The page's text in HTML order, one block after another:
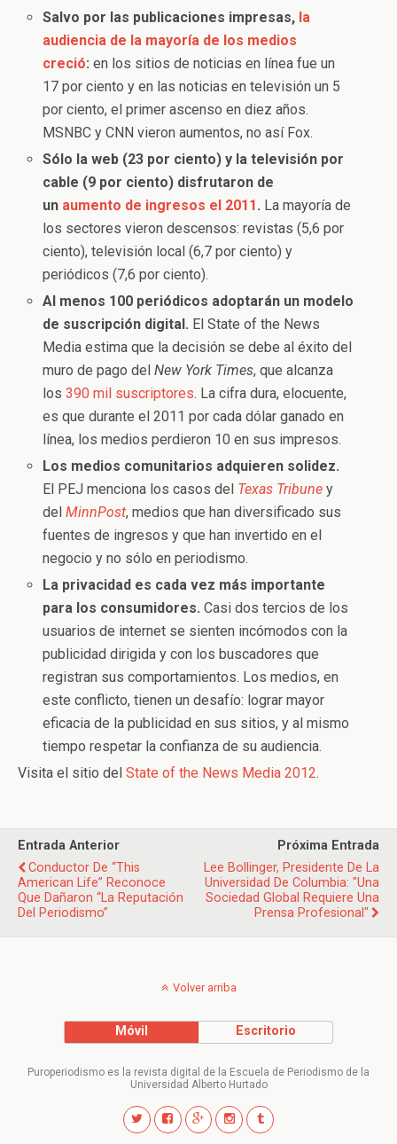
Salvo por las publicaciones impresas, la
audiencia de la mayoría de los medios
creció: en los sitios de noticias en línea fue un
17 por ciento y en las noticias en televisión un 5
por ciento, el primer ascenso en diez años.
MSNBC y CNN vieron aumentos, no así Fox.
Sólo la web (23 por ciento) y la televisión por
cable (9 por ciento) disfrutaron de
un aumento de ingresos el 2011. La mayoría de
los sectores vieron descensos: revistas (5,6 por
ciento), televisión local (6,7 por ciento) y
periódicos (7,6 por ciento).
Al menos 100 periódicos adoptarán un modelo
de suscripción digital. El State of the News
Media estima que la decisión se debe al éxito del
muro de pago delNew York Times, que alcanza
los390 mil suscriptores. La cifra dura, elocuente,
es que durante el 2011 por cada dólar ganado en
línea, los medios perdieron 10 en sus impresos.
Los medios comunitarios adquieren solidez.
El PEJ menciona los casos del Texas Tribune y
delMinnPost, medios que han diversificado sus
fuentes de ingresos y que han invertido en el
negocio y no sólo en periodismo.
La privacidad es cada vez más importante
para los consumidores. Casi dos tercios de los
usuarios de internet se sienten incómodos con la
publicidad dirigida y con los buscadores que
registran sus comportamientos. Los medios, en
este conflicto, tienen un desafío: lograr mayor
eficacia de la publicidad en sus sitios, y al mismo
tiempo respetar la confianza de su audiencia.
Visita el sitio del State of the News Media 2012.
Entrada Anterior
Conductor De “This
American Life” Reconoce
Que Dañaron “la Reputación
Del Periodismo”
Próxima Entrada
Lee Bollinger, Presidente De La
Universidad De Columbia: "Una
Sociedad Global Requiere Una
Prensa Profesional"
Volver arriba
Móvil Escritorio
Puroperiodismo es la revista digital de la Escuela de Periodismo de la
Universidad Alberto Hurtado